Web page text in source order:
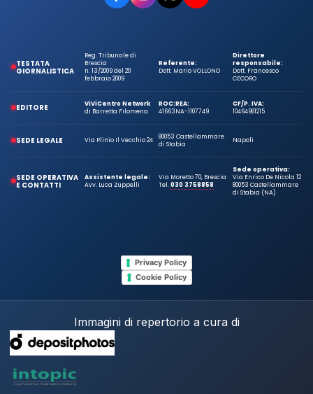
TESTATA
GIORNALISTICA
Reg. Tribunale di
Brescia
n. 13/2009 del 20
febbraio 2009
Referente:
Dott. Mario VOLLONO
Direttore
responsabile:
Dott. Francesco
CECORO
EDITORE
ViViCentro Network
di Barretta Filomena
ROC:
41663
REA:
NA-1107749
CF/P. IVA:
10464981215
SEDE LEGALE Via Plinio Il Vecchio 24
80053 Castellammare
di Stabia
Napoli
SEDE OPERATIVA
E CONTATTI
Assistente legale:
Avv. Luca Zuppelli
Via Moretto 70, Brescia
Tel.030 3758858
Sede operativa:
Via Enrico De Nicola 12
80053 Castellammare
di Stabia (NA)
Privacy Policy
Cookie Policy
Immagini di repertorio a cura di